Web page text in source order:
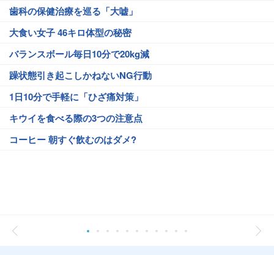
歯科の保健治療を巡る「大嘘」
大食い女子 46キロ体型の秘密
バランスボール毎日10分で20kg減
躁状態引き起こしかねないNG行動
1日10分で手軽に「ひざ痛対策」
キウイを食べる際の3つの注意点
コーヒー 朝すぐ飲むのはダメ?